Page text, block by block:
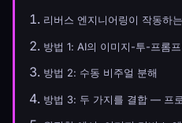
리버스 엔지니어링이 작동하
방법 1: AI의 이미지-투-프롬
방법 2: 수동 비주얼 분해
방법 3: 두 가지를 결합 — 프